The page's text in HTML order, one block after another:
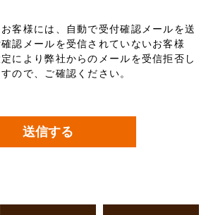
客様には、自動で受付確認メールを送
認メールを受信されていないお客様
により弊社からのメールを受信拒否し
ので、ご確認ください。